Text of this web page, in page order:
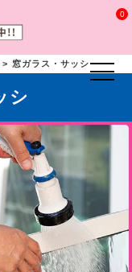
0
窓ガラス・サッシ
シ